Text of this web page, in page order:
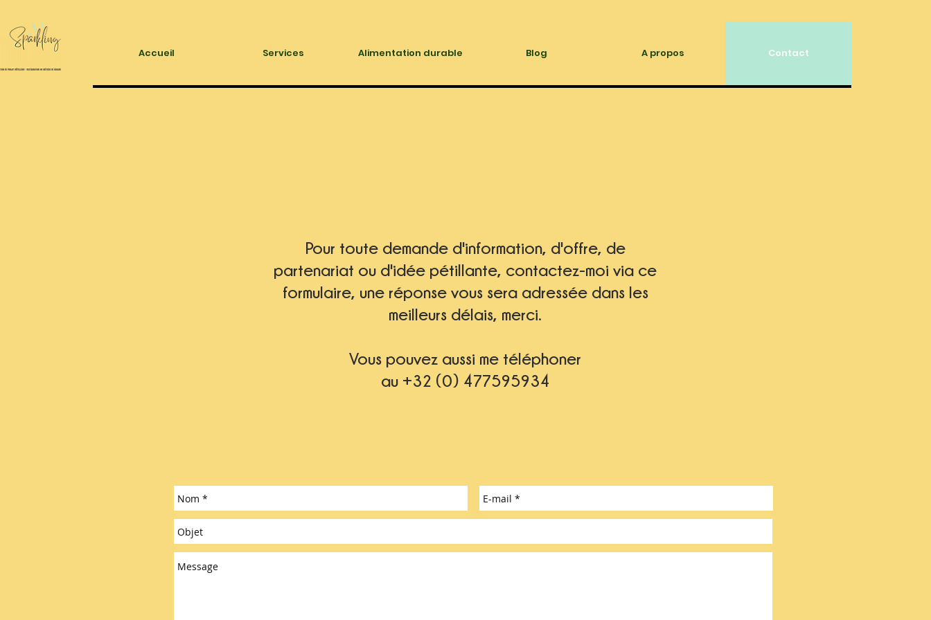
Accueil Services Alimentation durable Blog A propos Contact
Pour toute demande d'information, d'offre, de
partenariat ou d'idée pétillante, contactez-moi via ce
formulaire, une réponse vous sera adressée dans les
meilleurs délais, merci.
Vous pouvez aussi me téléphoner
au +32 (0) 477595934